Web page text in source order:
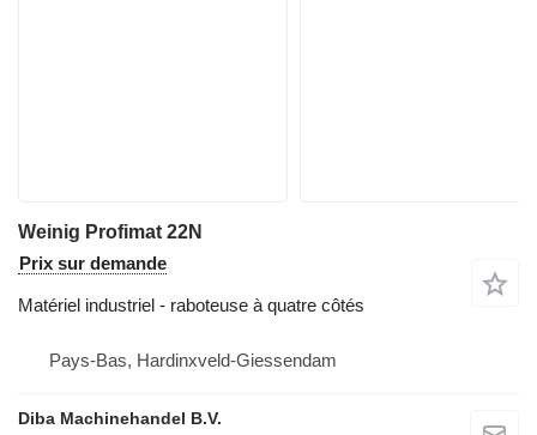
Weinig Profimat 22N
Prix sur demande
Matériel industriel - raboteuse à quatre côtés
Pays-Bas, Hardinxveld-Giessendam
Diba Machinehandel B.V.